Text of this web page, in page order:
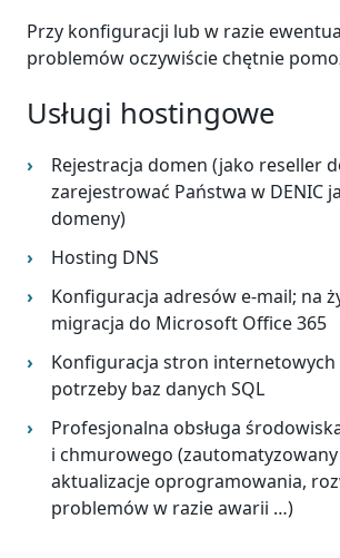
Przy konfiguracji lub w razie
problemów oczywiście chętnie
Usługi hostingowe
Rejestracja domen (jako reseller
zarejestrować Państwa w DENIC
domeny)
Hosting DNS
Konfiguracja adresów e-mail; na
migracja do Microsoft Office 365
Konfiguracja stron internetowych
potrzeby baz danych SQL
Profesjonalna obsługa
i chmurowego
aktualizacje oprogramowania,
problemów w razie awarii …)